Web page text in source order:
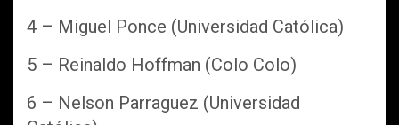
4 – Miguel Ponce (Universidad Católica)
5 – Reinaldo Hoffman (Colo Colo)
6 – Nelson Parraguez (Universidad